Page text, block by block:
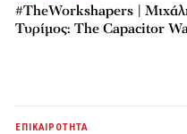
#TheWorkshapers |
Τυρίμος: The Capacitor
ΕΠΙΚΑΙΡΟΤΗΤΑ